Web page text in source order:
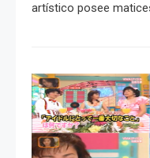
artístico posee